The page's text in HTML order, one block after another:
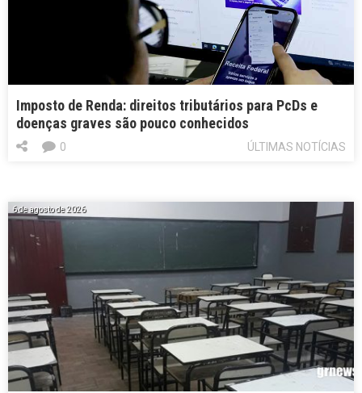
Imposto de Renda: direitos tributários para PcDs e
doenças graves são pouco conhecidos
ÚLTIMAS NOTÍCIAS
0
6 de agosto de 2026